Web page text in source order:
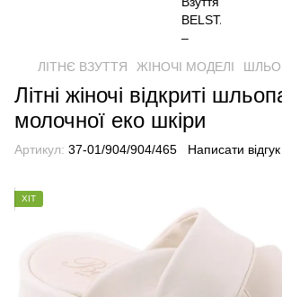
ЛІТНЄ ВЗУТТЯ ЖІНОЧІ МОДЕЛІ
Літні жіночі відкриті
молочної еко шкіри
Артикул: 37-01/904/904/465 Написати відгук
ХІТ